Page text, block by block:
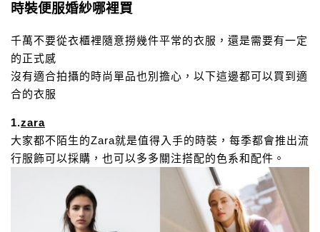
時裝便服婚紗哪裡買
千萬不要從衣櫃裡隨意撈幾件平常的衣服，還是需要有一定
的正式感
沒有適合拍攝的時尚單品也別擔心，以下這邊都可以買到適
合的衣服
1.zara
大家都不陌生的Zara就是值得入手的時裝，每季都會推出流
行服飾可以採購， 也可以多多關注搭配的色系和配件。